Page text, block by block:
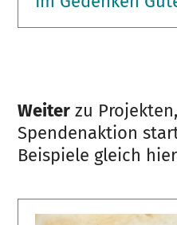
Weiter zu
Spendenaktion
Beispiele gleich